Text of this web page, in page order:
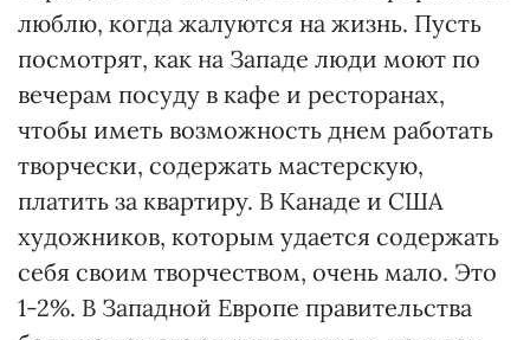
люблю, когда жалуются на жизнь. Пусть
посмотрят, как на Западе люди моют по
вечерам посуду в кафе и ресторанах,
чтобы иметь возможность днем работать
творчески, содержать мастерскую,
платить за квартиру. В Канаде и США
художников, которым удается содержать
себя своим творчеством, очень мало. Это
1-2%. В Западной Европе правительства